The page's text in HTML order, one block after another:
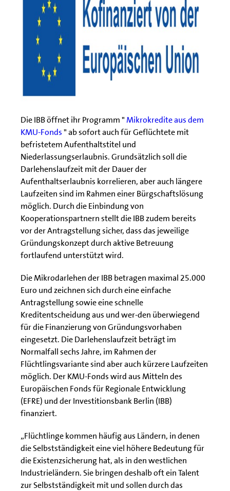
Die IBB öffnet ihr Programm "Mikrokredite aus dem
KMU-Fonds" ab sofort auch für Geflüchtete mit
befristetem Aufenthaltstitel und
Niederlassungserlaubnis. Grundsätzlich soll die
Darlehenslaufzeit mit der Dauer der
Aufenthaltserlaubnis korrelieren, aber auch längere
Laufzeiten sind im Rahmen einer Bürgschaftslösung
möglich. Durch die Einbindung von
Kooperationspartnern stellt die IBB zudem bereits
vor der Antragstellung sicher, dass das jeweilige
Gründungskonzept durch aktive Betreuung
fortlaufend unterstützt wird.
Die Mikrodarlehen der IBB betragen maximal 25.000
Euro und zeichnen sich durch eine einfache
Antragstellung sowie eine schnelle
Kreditentscheidung aus und wer-den überwiegend
für die Finanzierung von Gründungsvorhaben
eingesetzt. Die Darlehenslaufzeit beträgt im
Normalfall sechs Jahre, im Rahmen der
Flüchtlingsvariante sind aber auch kürzere Laufzeiten
möglich. Der KMU-Fonds wird aus Mitteln des
Europäischen Fonds für Regionale Entwicklung
(EFRE) und der Investitionsbank Berlin (IBB)
finanziert.
„Flüchtlinge kommen häufig aus Ländern, in denen
die Selbstständigkeit eine viel höhere Bedeutung für
die Existenzsicherung hat, als in den westlichen
Industrieländern. Sie bringen deshalb oft ein Talent
zur Selbstständigkeit mit und sollen durch das